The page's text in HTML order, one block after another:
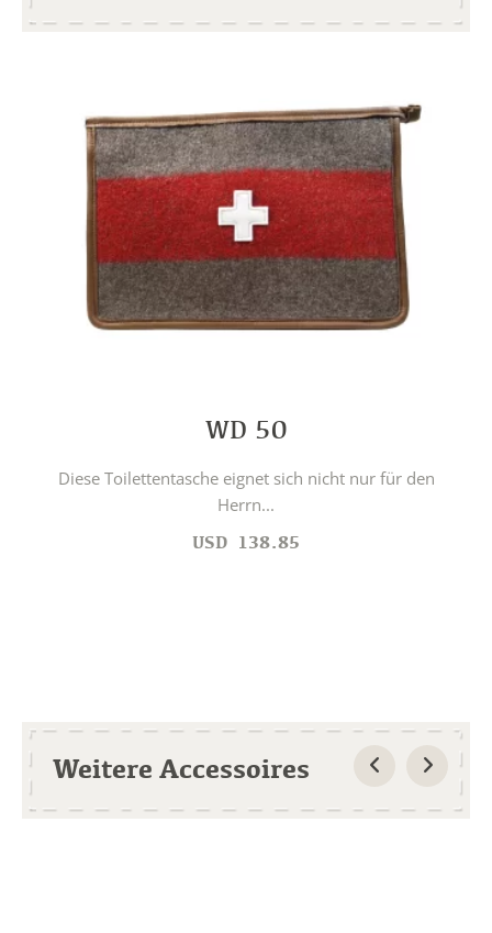
WD 50
Diese Toilettentasche eignet sich nicht nur für den
Herrn...
USD 138.85
Weitere Accessoires